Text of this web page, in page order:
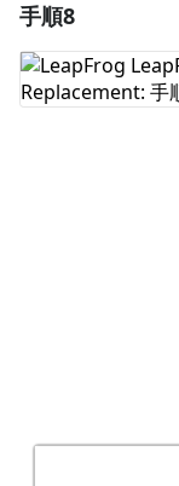
コメントを追
手順8